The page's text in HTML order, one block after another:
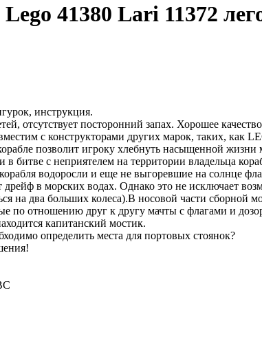
41380 Lari 11372
инструкция.
отсутствует посторонний запах. Хорошее
с конструкторами других марок, таких, как
позволит игроку хлебнуть насыщенной
в битве с неприятелем на территории владельца
водоросли и еще не выгоревшие на солнце
в морских водах. Однако это не исключает
на два больших колеса).В носовой части
по отношению друг к другу мачты с флагами и
капитанский мостик.
определить места для портовых стоянок?